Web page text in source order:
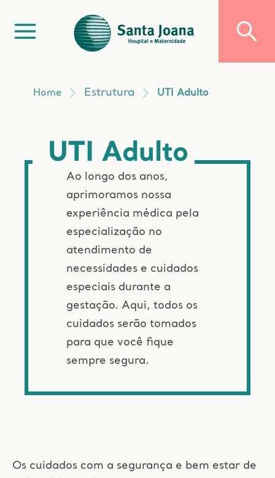
Home Estrutura UTI Adulto
UTI Adulto
Ao longo dos anos,
aprimoramos nossa
experiência médica pela
especialização no
atendimento de
necessidades e cuidados
especiais durante a
gestação. Aqui, todos os
cuidados serão tomados
para que você fique
sempre segura.
Os cuidados com a segurança e bem estar de